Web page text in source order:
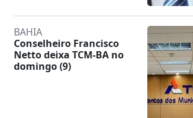
BAHIA
Conselheiro Francisco
Netto deixa TCM-BA no
domingo (9)